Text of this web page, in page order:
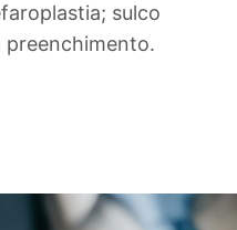
sulco
preenchimento.